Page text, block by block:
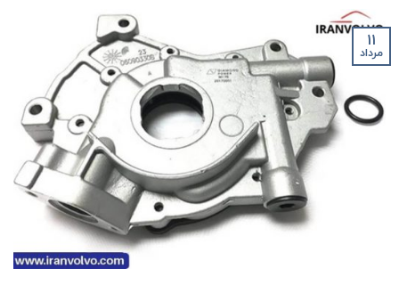
11
مرداد